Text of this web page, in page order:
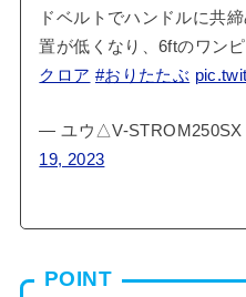
ドベルトでハンドルに共
置が低くなり、6ftのワン
クロア #おりたたぶ
— ユウ△V-STROM250SX
19, 2023
POINT